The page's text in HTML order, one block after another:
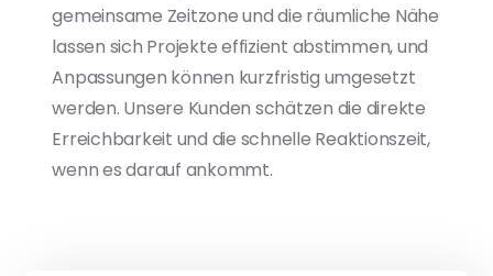
gemeinsame Zeitzone und die räumliche Nähe
lassen sich Projekte effizient abstimmen, und
Anpassungen können kurzfristig umgesetzt
werden. Unsere Kunden schätzen die direkte
Erreichbarkeit und die schnelle Reaktionszeit,
wenn es darauf ankommt.